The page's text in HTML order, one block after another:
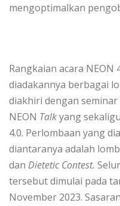
mengoptimalkan
Rangkaian acara NEON
diadakannya berbagai
diakhiri dengan
NEON Talkyang
4.0. Perlombaan yang
diantaranya adalah
dan Dietetic Contest.
tersebut dimulai pada
November 2023.